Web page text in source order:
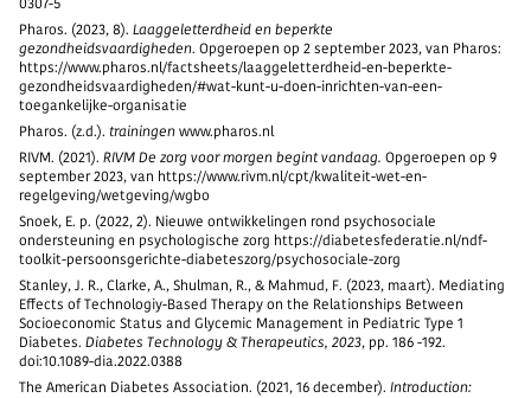
0307-5
Pharos. (2023, 8). Laaggeletterdheid en beperkte
gezondheidsvaardigheden. Opgeroepen op 2 september 2023, van Pharos:
https://www.pharos.nl/factsheets/laaggeletterdheid-en-beperkte-
gezondheidsvaardigheden/#wat-kunt-u-doen-inrichten-van-een-
toegankelijke-organisatie
Pharos. (z.d.). trainingenwww.pharos.nl
RIVM. (2021). RIVM De zorg voor morgen begint vandaag. Opgeroepen op 9
september 2023, van https://www.rivm.nl/cpt/kwaliteit-wet-en-
regelgeving/wetgeving/wgbo
Snoek, E. p. (2022, 2). Nieuwe ontwikkelingen rond psychosociale
ondersteuning en psychologische zorg https://diabetesfederatie.nl/ndf-
toolkit-persoonsgerichte-diabeteszorg/psychosociale-zorg
Stanley, J. R., Clarke, A., Shulman, R., & Mahmud, F. (2023, maart). Mediating
Effects of Technologiy-Based Therapy on the Relationships Between
Socioeconomic Status and Glycemic Management in Pediatric Type 1
Diabetes. Diabetes Technology & Therapeutics, 2023, pp. 186 -192.
doi:10.1089-dia.2022.0388
The American Diabetes Association. (2021, 16 december). Introduction: